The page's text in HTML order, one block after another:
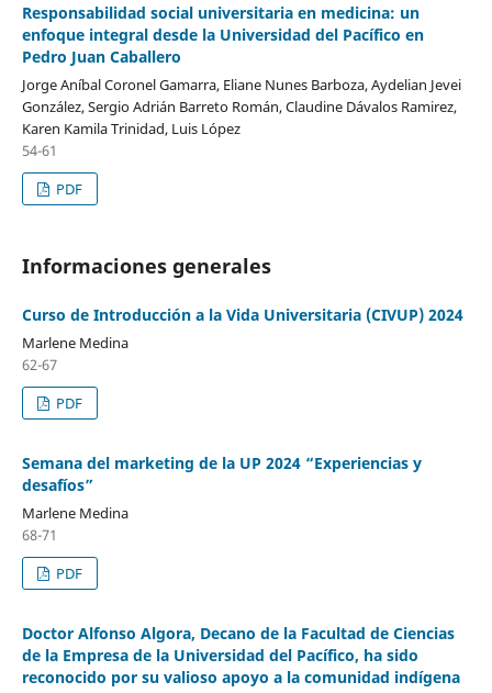
Responsabilidad social universitaria en medicina: un
enfoque integral desde la Universidad del Pacífico en
Pedro Juan Caballero
Jorge Aníbal Coronel Gamarra, Eliane Nunes Barboza, Aydelian Jevei
González, Sergio Adrián Barreto Román, Claudine Dávalos Ramirez,
Karen Kamila Trinidad, Luis López
54-61
PDF
Informaciones generales
Curso de Introducción a la Vida Universitaria (CIVUP) 2024
Marlene Medina
62-67
PDF
Semana del marketing de la UP 2024 “Experiencias y
desafíos”
Marlene Medina
68-71
PDF
Doctor Alfonso Algora, Decano de la Facultad de Ciencias
de la Empresa de la Universidad del Pacífico, ha sido
reconocido por su valioso apoyo a la comunidad indígena